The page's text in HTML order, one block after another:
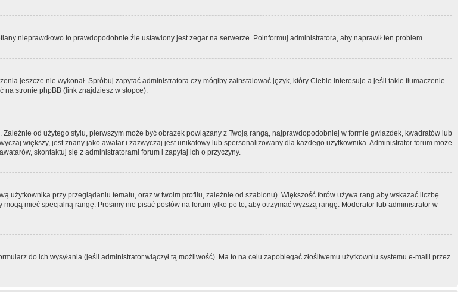
nieprawdłowo to prawdopodobnie źle ustawiony jest zegar na serwerze. Poinformuj administratora, aby naprawił ten problem.
jeszcze nie wykonał. Spróbuj zapytać administratora czy mógłby zainstalować język, który Ciebie interesuje a jeśli takie tłumaczenie
na stronie phpBB (link znajdziesz w stopce).
od użytego stylu, pierwszym może być obrazek powiązany z Twoją rangą, najprawdopodobniej w formie gwiazdek, kwadratów lub
większy, jest znany jako awatar i zazwyczaj jest unikatowy lub spersonalizowany dla każdego użytkownika. Administrator forum może
skontaktuj się z administratorami forum i zapytaj ich o przyczyny.
użytkownika przy przeglądaniu tematu, oraz w twoim profilu, zależnie od szablonu). Większość forów używa rang aby wskazać liczbę
mieć specjalną rangę. Prosimy nie pisać postów na forum tylko po to, aby otrzymać wyższą rangę. Moderator lub administrator w
do ich wysyłania (jeśli administrator włączył tą możliwość). Ma to na celu zapobiegać złośliwemu użytkowniu systemu e-maili przez